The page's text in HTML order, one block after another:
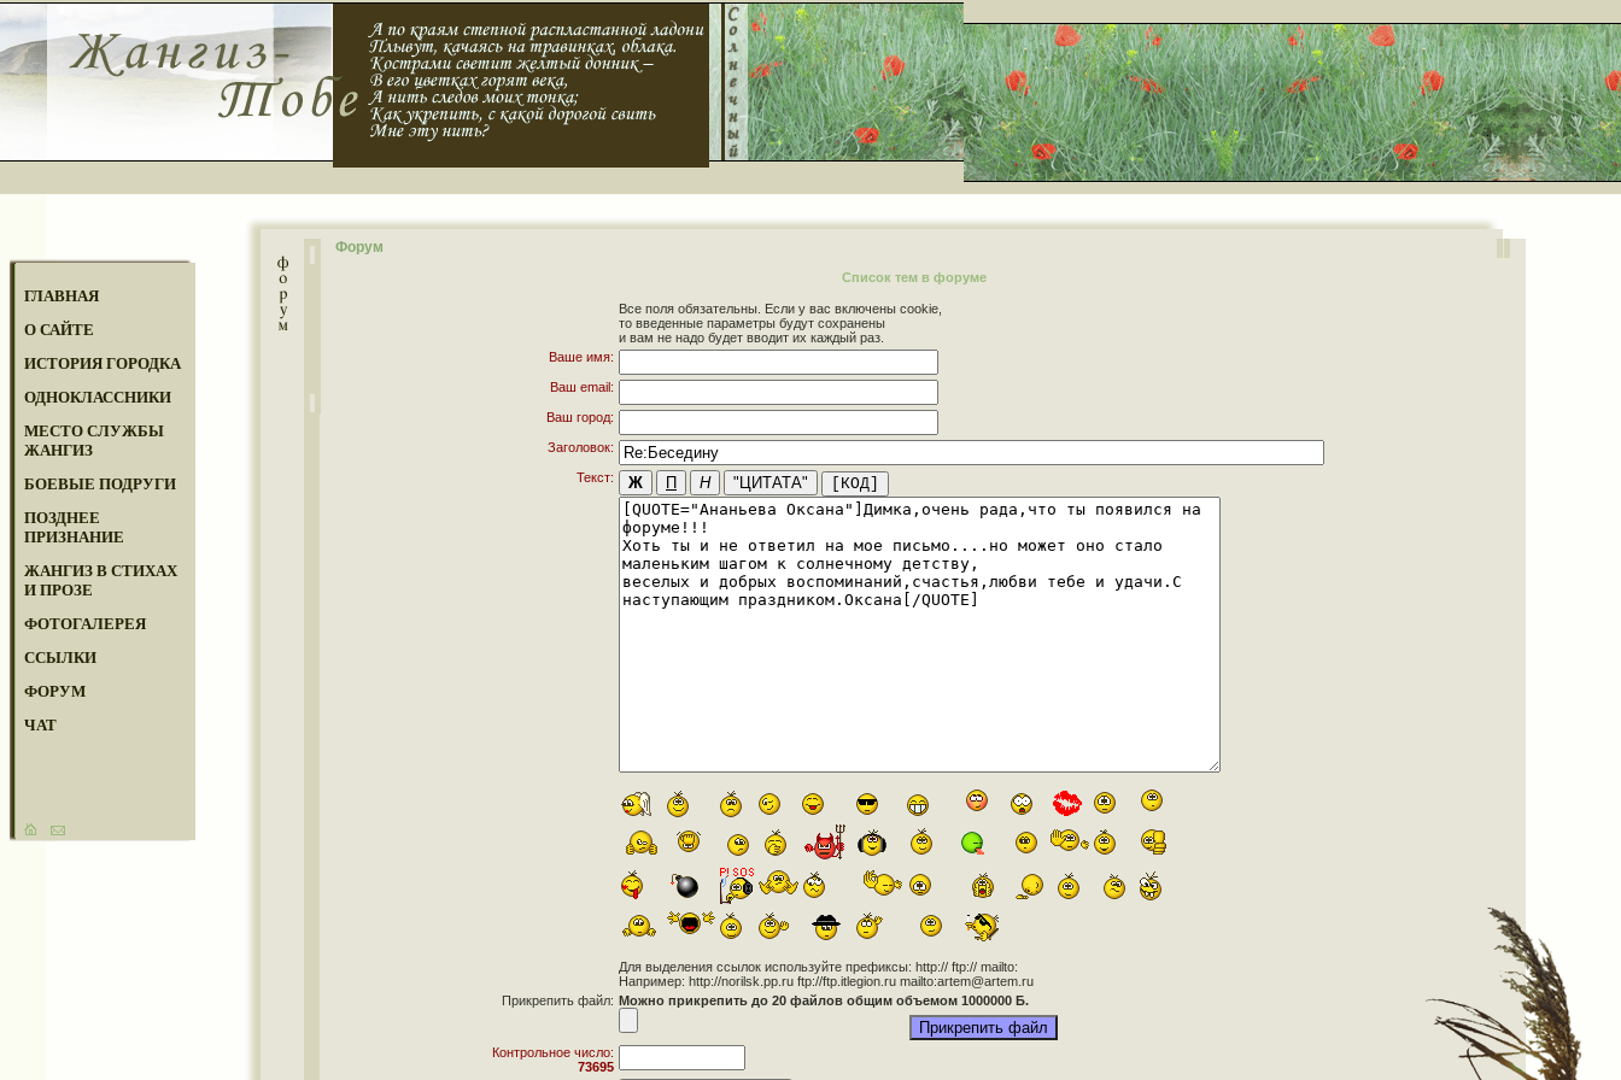
ГЛАВНАЯ
О САЙТЕ
ИСТОРИЯ ГОРОДКА
ОДНОКЛАССНИКИ
МЕСТО СЛУЖБЫ
ЖАНГИЗ
БОЕВЫЕ ПОДРУГИ
ПОЗДНЕЕ
ПРИЗНАНИЕ
ЖАНГИЗ В СТИХАХ
И ПРОЗЕ
ФОТОГАЛЕРЕЯ
ССЫЛКИ
ФОРУМ
ЧАТ
Форум
Список тем в форуме
Все поля обязательны. Если у вас включены cookie,
то введенные параметры будут сохранены
и вам не надо будет вводит их каждый раз.
Ваше имя:
Ваш email:
Ваш город:
Заголовок:
Текст:
Для выделения ссылок используйте префиксы: http:// ftp:// mailto:
Например: http://norilsk.pp.ru ftp://ftp.itlegion.ru mailto:artem@artem.ru
Прикрепить файл: Можно прикрепить до 20 файлов общим объемом 1000000 Б.
Контрольное число:
73695